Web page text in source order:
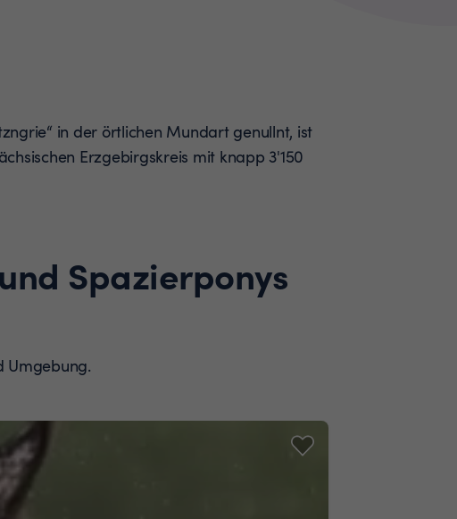
in der örtlichen Mundart genullnt, ist
Erzgebirgskreis mit knapp 3'150
Spazierponys
Umgebung.